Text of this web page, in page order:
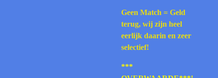
Geen Match = Geld
terug, wij zijn heel
eerlijk daarin en zeer
selectief!
***